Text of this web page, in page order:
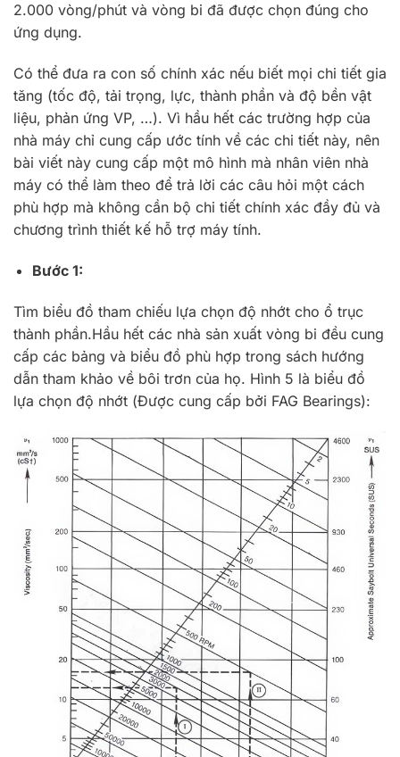
2.000 vòng/phút và vòng bi đã được chọn đúng cho
ứng dụng.
Có thể đưa ra con số chính xác nếu biết mọi chi tiết gia
tăng (tốc độ, tải trọng, lực, thành phần và độ bền vật
liệu, phản ứng VP, …). Vì hầu hết các trường hợp của
nhà máy chỉ cung cấp ước tính về các chi tiết này, nên
bài viết này cung cấp một mô hình mà nhân viên nhà
máy có thể làm theo để trả lời các câu hỏi một cách
phù hợp mà không cần bộ chi tiết chính xác đầy đủ và
chương trình thiết kế hỗ trợ máy tính.
Bước 1:
Tìm biểu đồ tham chiếu lựa chọn độ nhớt cho ổ trục
thành phần.Hầu hết các nhà sản xuất vòng bi đều cung
cấp các bảng và biểu đồ phù hợp trong sách hướng
dẫn tham khảo về bôi trơn của họ. Hình 5 là biểu đồ
lựa chọn độ nhớt (Được cung cấp bởi FAG Bearings):